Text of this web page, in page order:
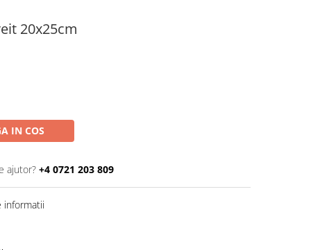
20x25cm
IN COS
ajutor? +4 0721 203 809
informatii